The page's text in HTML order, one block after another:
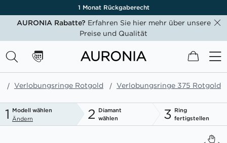
1 Monat Rückgaberecht
AURONIA Rabatte? Erfahren Sie hier mehr über unsere
Preise und Qualität
Mein
Verlobungsringe Rotgold Verlobungsringe 375 Rotgold
1 Modell wählen
Ändern
2 Diamant
wählen
3 Ring
fertigstellen